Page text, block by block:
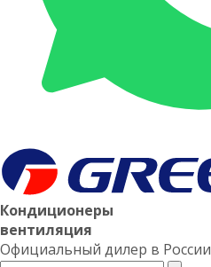
Кондиционеры
вентиляция
Официальный дилер в России